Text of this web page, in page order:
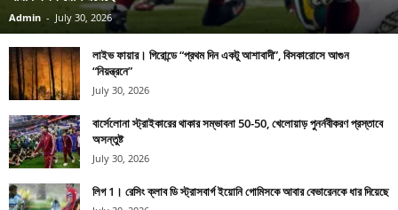
Admin - July 30, 2026
লাইভ ফায়ার। গিরোন্ডে “প্রথম দিন একটু আশাবাদী”, বিসকারোসে আগুন
“নিয়ন্ত্রনে”
July 30, 2026
বার্সেলোনা স্ট্রাইকারের থাকার সম্ভাবনা 50-50, খেলোয়াড় পুনর্নবীকরণ প্রস্তাবে
অসন্তুষ্ট
July 30, 2026
লিগ 1। রেসিং ক্লাব ডি স্ট্রাসবার্গ ইয়োনি গোমিসকে আবার বেভারেনকে ধার দিয়েছে